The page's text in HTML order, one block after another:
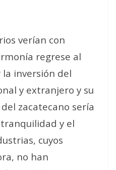
verían con
regrese al
inversión del
y extranjero y su
zacatecano sería
y el
cuyos
no han